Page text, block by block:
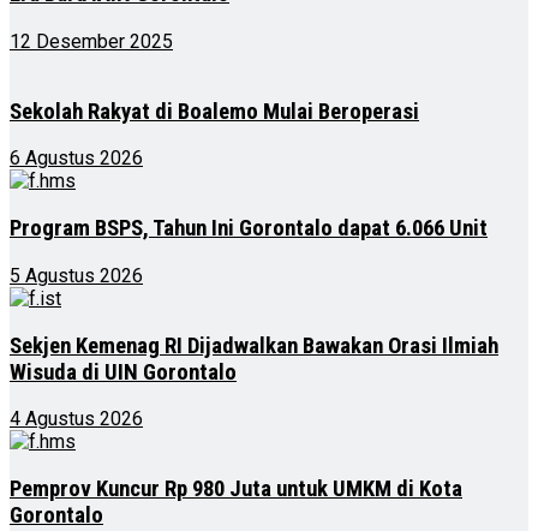
12 Desember 2025
Sekolah Rakyat di Boalemo Mulai Beroperasi
6 Agustus 2026
Program BSPS, Tahun Ini Gorontalo dapat 6.066 Unit
5 Agustus 2026
Sekjen Kemenag RI Dijadwalkan Bawakan Orasi Ilmiah
Wisuda di UIN Gorontalo
4 Agustus 2026
Pemprov Kuncur Rp 980 Juta untuk UMKM di Kota
Gorontalo